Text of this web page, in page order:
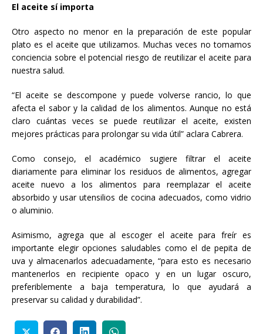
El aceite sí importa
Otro aspecto no menor en la preparación de este popular
plato es el aceite que utilizamos. Muchas veces no tomamos
conciencia sobre el potencial riesgo de reutilizar el aceite para
nuestra salud.
“El aceite se descompone y puede volverse rancio, lo que
afecta el sabor y la calidad de los alimentos. Aunque no está
claro cuántas veces se puede reutilizar el aceite, existen
mejores prácticas para prolongar su vida útil” aclara Cabrera.
Como consejo, el académico sugiere filtrar el aceite
diariamente para eliminar los residuos de alimentos, agregar
aceite nuevo a los alimentos para reemplazar el aceite
absorbido y usar utensilios de cocina adecuados, como vidrio
o aluminio.
Asimismo, agrega que al escoger el aceite para freír es
importante elegir opciones saludables como el de pepita de
uva y almacenarlos adecuadamente, “para esto es necesario
mantenerlos en recipiente opaco y en un lugar oscuro,
preferiblemente a baja temperatura, lo que ayudará a
preservar su calidad y durabilidad”.